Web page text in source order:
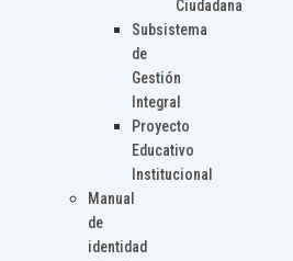
Ciudadana
Subsistema
de
Gestión
Integral
Proyecto
Educativo
Institucional
Manual
de
identidad